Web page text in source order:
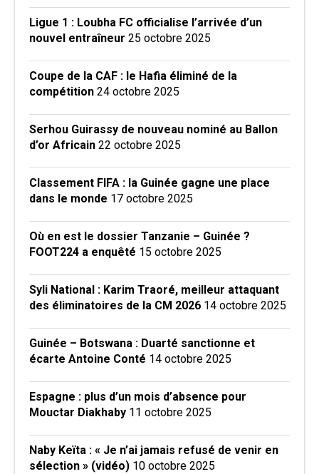
Ligue 1 : Loubha FC officialise l’arrivée d’un
nouvel entraîneur 25 octobre 2025
Coupe de la CAF : le Hafia éliminé de la
compétition 24 octobre 2025
Serhou Guirassy de nouveau nominé au Ballon
d’or Africain 22 octobre 2025
Classement FIFA : la Guinée gagne une place
dans le monde 17 octobre 2025
Où en est le dossier Tanzanie – Guinée ?
FOOT224 a enquêté 15 octobre 2025
Syli National : Karim Traoré, meilleur attaquant
des éliminatoires de la CM 2026 14 octobre 2025
Guinée – Botswana : Duarté sanctionne et
écarte Antoine Conté 14 octobre 2025
Espagne : plus d’un mois d’absence pour
Mouctar Diakhaby 11 octobre 2025
Naby Keïta : « Je n’ai jamais refusé de venir en
sélection » (vidéo) 10 octobre 2025